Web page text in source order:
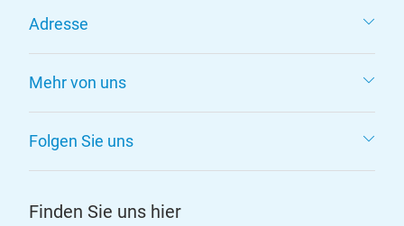
Adresse
Mehr von uns
Folgen Sie uns
Finden Sie uns hier